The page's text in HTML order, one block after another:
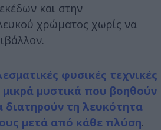
και στην
χρώματος χωρίς να
φυσικές τεχνικές
μυστικά που βοηθούν
διατηρούν τη λευκότητα
μετά από κάθε πλύση.